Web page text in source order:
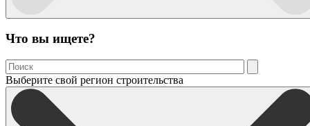
Что вы ищете?
Выберите свой регион строительства